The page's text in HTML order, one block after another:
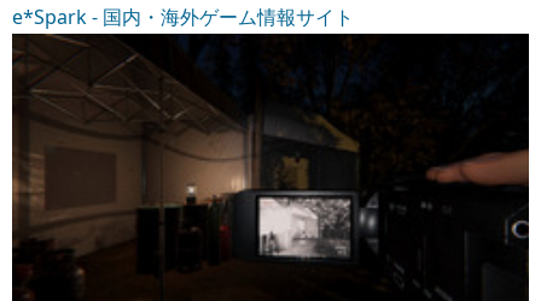
e*Spark - 国内・海外ゲーム情報サイト